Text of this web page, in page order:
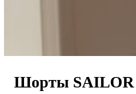
Шорты SAILOR